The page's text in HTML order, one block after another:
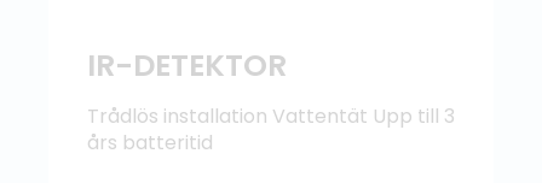
IR-DETEKTOR
Trådlös installation Vattentät Upp till 3
års batteritid